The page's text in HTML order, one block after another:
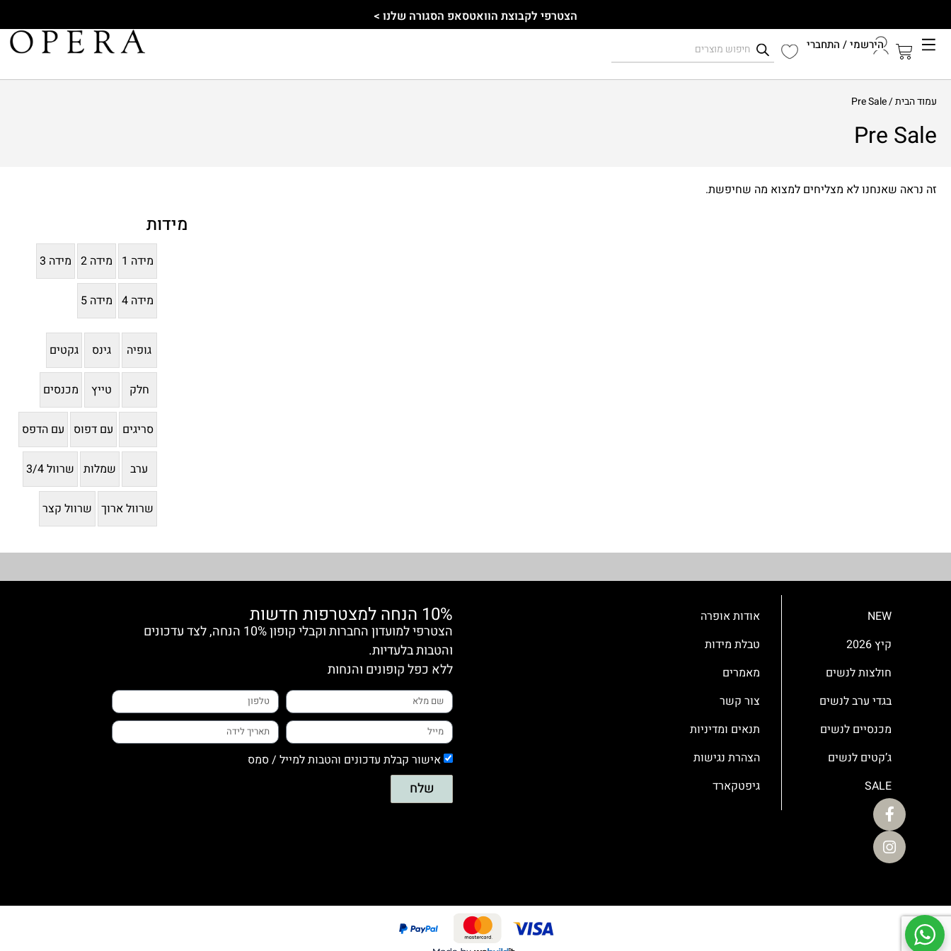
הצטרפי לקבוצת הוואטסאפ הסגורה שלנו >
הירשמי / התחברי
עמוד הבית/ Pre Sale
Pre Sale
מידות
מידה 1 מידה 2 מידה 3
מידה 4 מידה 5
גופיה גינס גקטים
חלק טייץ מכנסים
סריגים עם דפוס עם הדפס
ערב שמלות שרוול 3/4
שרוול ארוך שרוול קצר
זה נראה שאנחנו לא מצליחים למצוא מה שחיפשת.
NEW
קיץ 2026
חולצות לנשים
בגדי ערב לנשים
מכנסיים לנשים
ג’קטים לנשים
SALE
אודות אופרה
טבלת מידות
מאמרים
צור קשר
תנאים ומדיניות
הצהרת נגישות
גיפטקארד
10% הנחה למצטרפות חדשות
הצטרפי למועדון החברות וקבלי קופון 10% הנחה, לצד עדכונים
והטבות בלעדיות.
ללא כפל קופונים והנחות
אישור קבלת עדכונים והטבות למייל / סמס
שלח